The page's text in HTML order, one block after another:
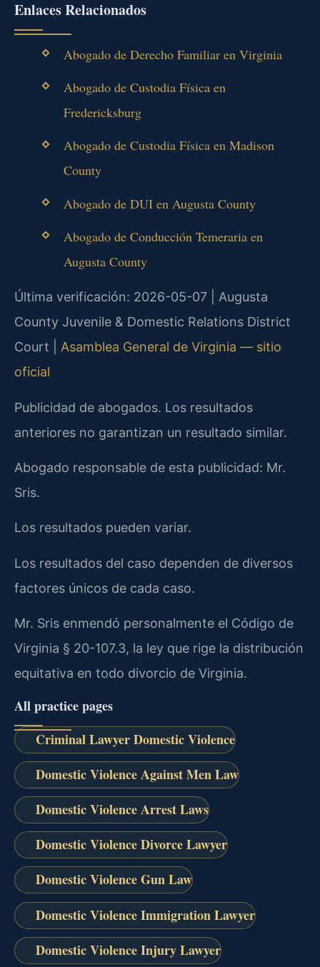
Enlaces Relacionados
Abogado de Derecho Familiar en Virginia
Abogado de Custodia Física en
Fredericksburg
Abogado de Custodia Física en Madison
County
Abogado de DUI en Augusta County
Abogado de Conducción Temeraria en
Augusta County
Última verificación: 2026-05-07 | Augusta
County Juvenile & Domestic Relations District
Court | Asamblea General de Virginia — sitio
oficial
Publicidad de abogados. Los resultados
anteriores no garantizan un resultado similar.
Abogado responsable de esta publicidad: Mr.
Sris.
Los resultados pueden variar.
Los resultados del caso dependen de diversos
factores únicos de cada caso.
Mr. Sris enmendó personalmente el Código de
Virginia § 20-107.3, la ley que rige la distribución
equitativa en todo divorcio de Virginia.
All practice pages
Criminal Lawyer Domestic Violence
Domestic Violence Against Men Law
Domestic Violence Arrest Laws
Domestic Violence Divorce Lawyer
Domestic Violence Gun Law
Domestic Violence Immigration Lawyer
Domestic Violence Injury Lawyer